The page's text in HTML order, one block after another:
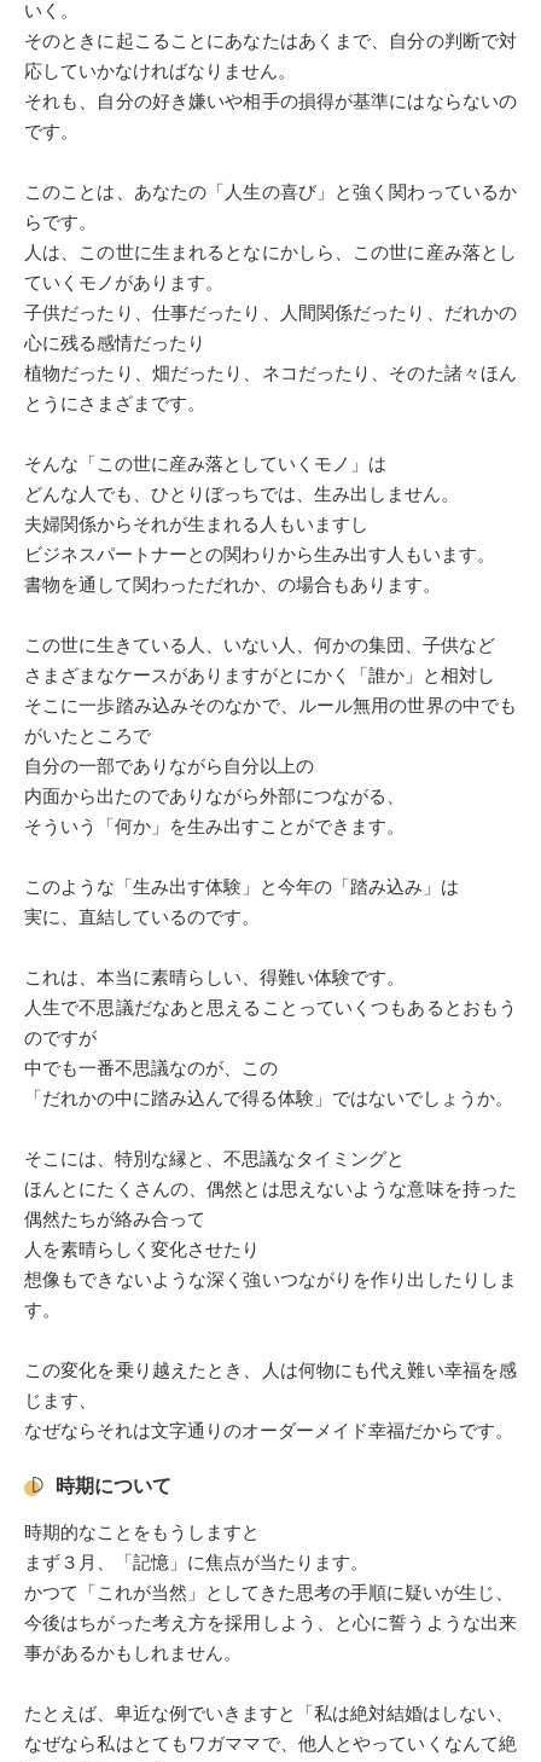
いく。
そのときに起こることにあなたはあくまで、自分の判断で対
応していかなければなりません。
それも、自分の好き嫌いや相手の損得が基準にはならないの
です。
このことは、あなたの「人生の喜び」と強く関わっているか
らです。
人は、この世に生まれるとなにかしら、この世に産み落とし
ていくモノがあります。
子供だったり、仕事だったり、人間関係だったり、だれかの
心に残る感情だったり
植物だったり、畑だったり、ネコだったり、そのた諸々ほん
とうにさまざまです。
そんな「この世に産み落としていくモノ」は
どんな人でも、ひとりぼっちでは、生み出しません。
夫婦関係からそれが生まれる人もいますし
ビジネスパートナーとの関わりから生み出す人もいます。
書物を通して関わっただれか、の場合もあります。
この世に生きている人、いない人、何かの集団、子供など
さまざまなケースがありますがとにかく「誰か」と相対し
そこに一歩踏み込みそのなかで、ルール無用の世界の中でも
がいたところで
自分の一部でありながら自分以上の
内面から出たのでありながら外部につながる、
そういう「何か」を生み出すことができます。
このような「生み出す体験」と今年の「踏み込み」は
実に、直結しているのです。
これは、本当に素晴らしい、得難い体験です。
人生で不思議だなあと思えることっていくつもあるとおもう
のですが
中でも一番不思議なのが、この
「だれかの中に踏み込んで得る体験」ではないでしょうか。
そこには、特別な縁と、不思議なタイミングと
ほんとにたくさんの、偶然とは思えないような意味を持った
偶然たちが絡み合って
人を素晴らしく変化させたり
想像もできないような深く強いつながりを作り出したりしま
す。
この変化を乗り越えたとき、人は何物にも代え難い幸福を感
じます、
なぜならそれは文字通りのオーダーメイド幸福だからです。
時期について
時期的なことをもうしますと
まず３月、「記憶」に焦点が当たります。
かつて「これが当然」としてきた思考の手順に疑いが生じ、
今後はちがった考え方を採用しよう、と心に誓うような出来
事があるかもしれません。
たとえば、卑近な例でいきますと「私は絶対結婚はしない、
なぜなら私はとてもワガママで、他人とやっていくなんて絶